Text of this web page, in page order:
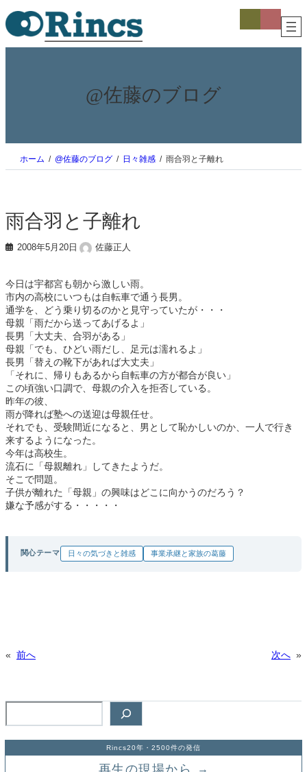
内
容
を
ス
コ
コ
@佐藤のブログ
ホーム @佐藤のブログ 日々雑感 雨合羽と子離れ
雨合羽と子離れ
2008年5月20日 佐藤正人
今日は宇都宮も朝から激しい雨。
市内の高校にいつもは自転車で通う長男。
通学を、どう乗り切るのかと見守っていたが・・・
母親「雨だから送ってあげるよ」
長男「大丈夫、合羽がある」
母親「でも、ひどい雨だし、足元は濡れるよ」
長男「替えの靴下があれば大丈夫」
「それに、帰りもあるから自転車の方が都合が良い」
この頃強い口調で、母親の介入を拒否している。
昨年の彼、
雨が降れば塾への送迎は母親任せ。
それでも、受験間近になると、男として恥かしいのか、一人で行き
来するようになった。
今年は高校生。
流石に「母親離れ」してきたようだ。
そこで問題。
子供が離れた「母親」の興味はどこに向かうのだろう？
嫌な予感がする・・・・・
関心テーマ 日々の気づきと雑感 事業承継と家族の葛藤
« 前へ 次へ »
Rincs20年・2500件の発信
再生の現場から →